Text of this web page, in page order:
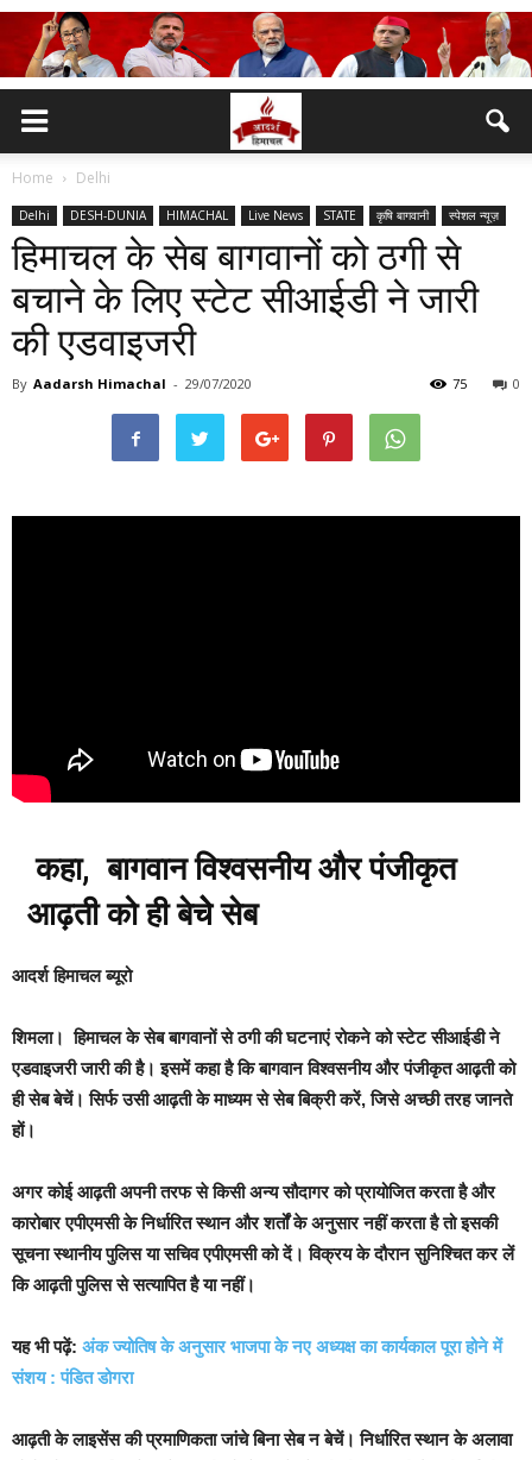
Home Delhi
Delhi DESH-DUNIA HIMACHAL Live News STATE कृषि बागवानी स्पेशल न्यूज़
हिमाचल के सेब बागवानों को ठगी से
बचाने के लिए स्टेट सीआईडी ने जारी
की एडवाइजरी
By Aadarsh Himachal - 29/07/2020 0
75
कहा, बागवान विश्वसनीय और पंजीकृत
आढ़ती को ही बेचेे सेब
आदर्श हिमाचल ब्यूरो
शिमला।हिमाचल के सेब बागवानों से ठगी की घटनाएं रोकने को स्टेट सीआईडी ने
एडवाइजरी जारी की है। इसमें कहा है कि बागवान विश्वसनीय और पंजीकृत आढ़ती को
ही सेब बेचें। सिर्फ उसी आढ़ती के माध्यम से सेब बिक्री करें, जिसे अच्छी तरह जानते
हों।
अगर कोई आढ़ती अपनी तरफ से किसी अन्य सौदागर को प्रायोजित करता है और
कारोबार एपीएमसी के निर्धारित स्थान और शर्तों के अनुसार नहीं करता है तो इसकी
सूचना स्थानीय पुलिस या सचिव एपीएमसी को दें। विक्रय के दौरान सुनिश्चित कर लें
कि आढ़ती पुलिस से सत्यापित है या नहीं।
यह भी पढ़ें: अंक ज्योतिष के अनुसार भाजपा के नए अध्यक्ष का कार्यकाल पूरा होने में
संशय : पंडित डोगरा
आढ़ती के लाइसेंस की प्रमाणिकता जांचे बिना सेब न बेचें। निर्धारित स्थान के अलावा